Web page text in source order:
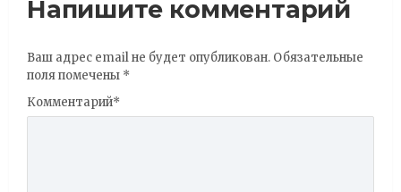
Напишите комментарий
Ваш адрес email не будет опубликован. Обязательные
поля помечены *
Комментарий*